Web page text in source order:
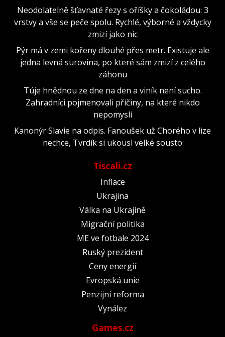
Neodolatelně šťavnaté řezy s oříšky a čokoládou: 3
vrstvy a vše se peče spolu. Rychlé, výborné a vždycky
zmizí jako nic
Pýr má v zemi kořeny dlouhé přes metr. Existuje ale
jedna levná surovina, po které sám zmizí z celého
záhonu
Túje hnědnou ze dne na den a viník není sucho.
Zahradníci pojmenovali příčiny, na které nikdo
nepomyslí
Kanonýr Slavie na odpis. Fanoušek už Chorého v lize
nechce, Tvrdík si ukousl velké sousto
Tiscali.cz
Inflace
Ukrajina
Válka na Ukrajině
Migrační politika
ME ve fotbale 2024
Ruský prezident
Ceny energií
Evropská unie
Penzijní reforma
Vynález
Games.cz